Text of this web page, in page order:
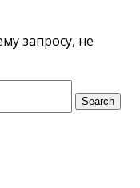
запросу, не
Search